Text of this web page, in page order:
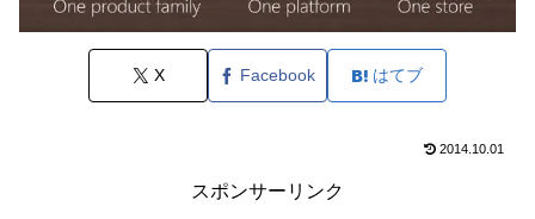
X Facebook はてブ
2014.10.01
スポンサーリンク